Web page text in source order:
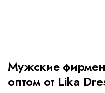
Мужские
оптом от Lika